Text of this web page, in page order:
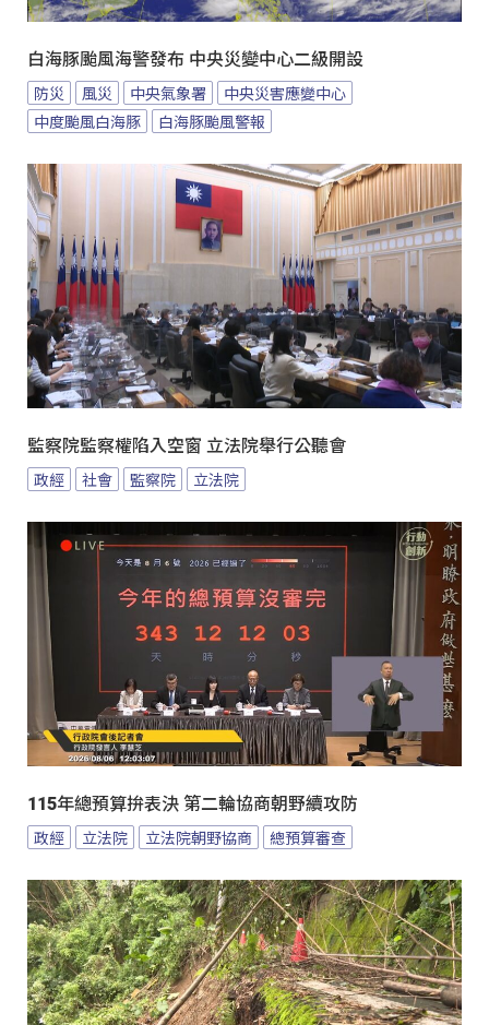
白海豚颱風海警發布 中央災變中心二級開設
防災 風災 中央氣象署
中央災害應變中心
中度颱風白海豚
白海豚颱風警報
監察院監察權陷入空窗 立法院舉行公聽會
政經 社會 監察院 立法院
115年總預算拚表決 第二輪協商朝野續攻防
政經 立法院 立法院朝野協商 總預算審查